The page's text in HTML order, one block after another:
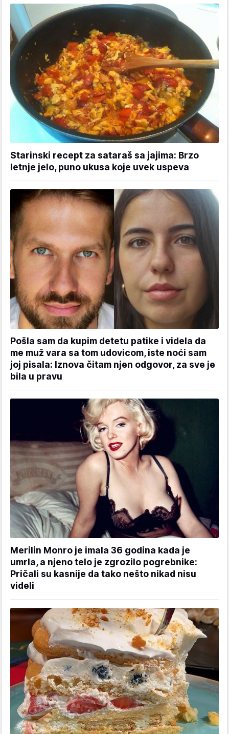
Starinski recept za sataraš sa jajima: Brzo
letnje jelo, puno ukusa koje uvek uspeva
Pošla sam da kupim detetu patike i videla da
me muž vara sa tom udovicom, iste noći sam
joj pisala: Iznova čitam njen odgovor, za sve je
bila u pravu
Merilin Monro je imala 36 godina kada je
umrla, a njeno telo je zgrozilo pogrebnike:
Pričali su kasnije da tako nešto nikad nisu
videli